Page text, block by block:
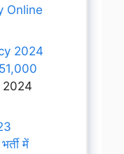
Online
2024
51,000
2024
में